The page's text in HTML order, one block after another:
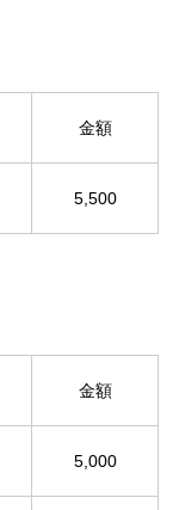
金額
5,500
金額
5,000